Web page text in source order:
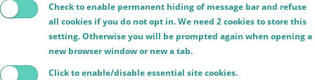
Check to enable permanent hiding of message bar and refuse
all cookies if you do not opt in. We need 2 cookies to store this
setting. Otherwise you will be prompted again when opening a
new browser window or new a tab.
Click to enable/disable essential site cookies.